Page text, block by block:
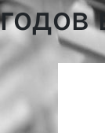
годов